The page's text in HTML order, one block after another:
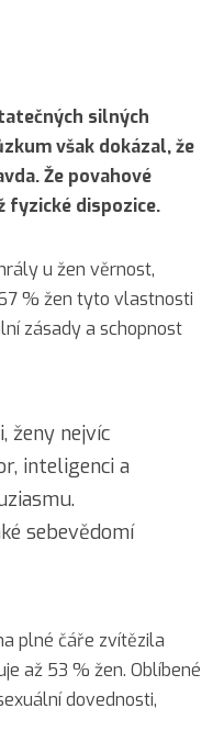
silných
však dokázal, že
Že povahové
fyzické dispozice.
u žen věrnost,
% žen tyto vlastnosti
zásady a schopnost
ženy nejvíc
inteligenci a
sebevědomí
plné čáře zvítězila
až 53 % žen. Oblíbené
dovednosti,